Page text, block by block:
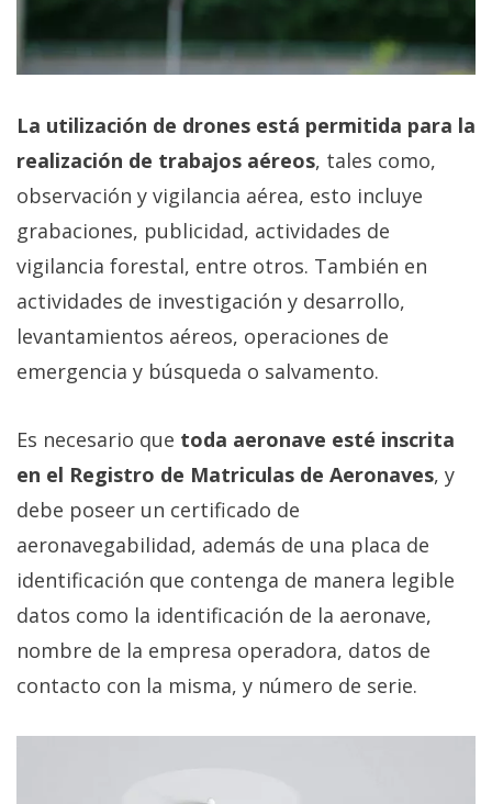
La utilización de drones está permitida para la
realización de trabajos aéreos, tales como,
observación y vigilancia aérea, esto incluye
grabaciones, publicidad, actividades de
vigilancia forestal, entre otros. También en
actividades de investigación y desarrollo,
levantamientos aéreos, operaciones de
emergencia y búsqueda o salvamento.
Es necesario que toda aeronave esté inscrita
en el Registro de Matriculas de Aeronaves, y
debe poseer un certificado de
aeronavegabilidad, además de una placa de
identificación que contenga de manera legible
datos como la identificación de la aeronave,
nombre de la empresa operadora, datos de
contacto con la misma, y número de serie.